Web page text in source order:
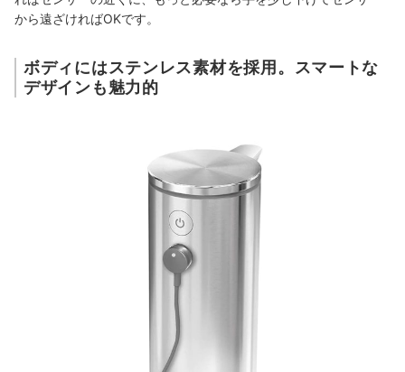
から遠ざければOKです。
ボディにはステンレス素材を採用。スマートな
デザインも魅力的